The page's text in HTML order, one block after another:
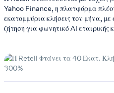
Yahoo Finance, η πλατφόρμα
εκατομμύρια κλήσεις τον μήνα,
ζήτηση για φωνητικό AI εταιρικής